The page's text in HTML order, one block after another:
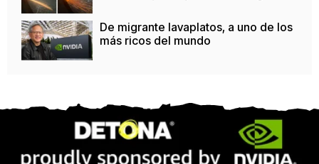
De migrante lavaplatos, a uno de los
más ricos del mundo